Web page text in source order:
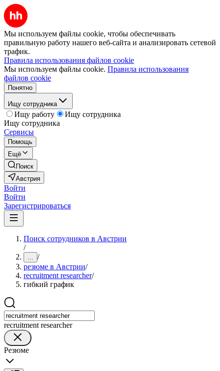
Мы используем файлы cookie, чтобы обеспечивать
правильную работу нашего веб-сайта и анализировать сетевой
трафик.
Правила использования файлов cookie
Мы используем файлы cookie. Правила использования
файлов cookie
Понятно
Ищу сотрудника
Ищу работу
Ищу сотрудника
Ищу сотрудника
Сервисы
Помощь
Ещё
Поиск
Австрия
Войти
Войти
Зарегистрироваться
Поиск сотрудников в Австрии
/
... /
резюме в Австрии/
recruitment researcher/
гибкий график
recruitment researcher
Резюме